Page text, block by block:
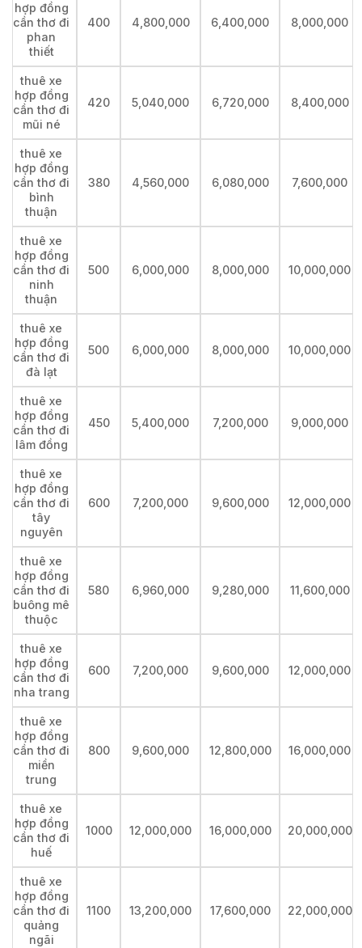
hợp đồng
cần thơ đi
phan
thiết
400 4,800,000 6,400,000 8,000,000
thuê xe
hợp đồng
cần thơ đi
mũi né
420 5,040,000 6,720,000 8,400,000
thuê xe
hợp đồng
cần thơ đi
bình
thuận
380 4,560,000 6,080,000 7,600,000
thuê xe
hợp đồng
cần thơ đi
ninh
thuận
500 6,000,000 8,000,000 10,000,000
thuê xe
hợp đồng
cần thơ đi
đà lạt
500 6,000,000 8,000,000 10,000,000
thuê xe
hợp đồng
cần thơ đi
lâm đồng
450 5,400,000 7,200,000 9,000,000
thuê xe
hợp đồng
cần thơ đi
tây
nguyên
600 7,200,000 9,600,000 12,000,000
thuê xe
hợp đồng
cần thơ đi
buông mê
thuộc
580 6,960,000 9,280,000 11,600,000
thuê xe
hợp đồng
cần thơ đi
nha trang
600 7,200,000 9,600,000 12,000,000
thuê xe
hợp đồng
cần thơ đi
miền
trung
800 9,600,000 12,800,000 16,000,000
thuê xe
hợp đồng
cần thơ đi
huế
1000 12,000,000 16,000,000 20,000,000
thuê xe
hợp đồng
cần thơ đi
quảng
ngãi
1100 13,200,000 17,600,000 22,000,000